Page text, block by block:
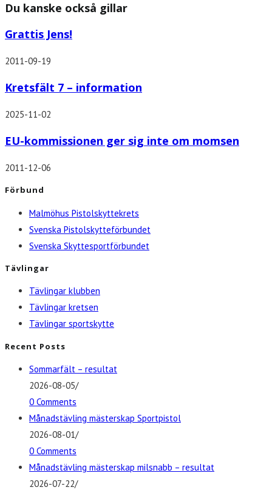
Du kanske också gillar
Grattis Jens!
2011-09-19
Kretsfält 7 – information
2025-11-02
EU-kommissionen ger sig inte om momsen
2011-12-06
Förbund
Malmöhus Pistolskyttekrets
Svenska Pistolskytteförbundet
Svenska Skyttesportförbundet
Tävlingar
Tävlingar klubben
Tävlingar kretsen
Tävlingar sportskytte
Recent Posts
Sommarfält – resultat
2026-08-05/
0 Comments
Månadstävling mästerskap Sportpistol
2026-08-01/
0 Comments
Månadstävling mästerskap milsnabb – resultat
2026-07-22/